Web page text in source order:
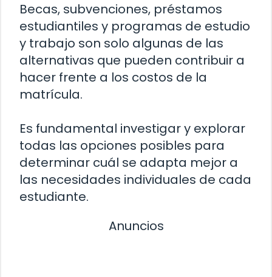
Becas, subvenciones, préstamos
estudiantiles y programas de estudio
y trabajo son solo algunas de las
alternativas que pueden contribuir a
hacer frente a los costos de la
matrícula.
Es fundamental investigar y explorar
todas las opciones posibles para
determinar cuál se adapta mejor a
las necesidades individuales de cada
estudiante.
Anuncios